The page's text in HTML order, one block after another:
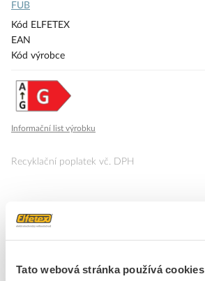
Tato webová stránka používá cookies
galerie
s
obrázky
FUB
Kód ELFETEX
EAN
Kód výrobce
Informační list výrobku
Recyklační poplatek vč. DPH
Přidat k porovnání